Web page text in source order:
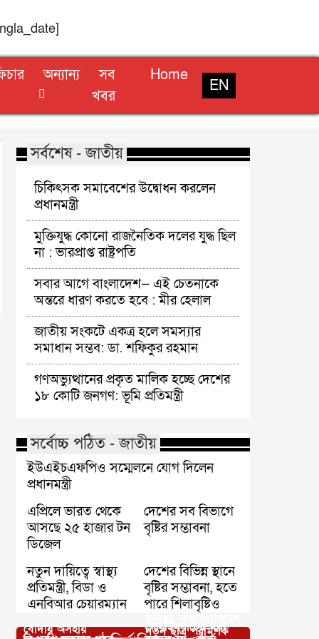
অন্যান্য
সব
খবর
Home
EN
সর্বশেষ - জাতীয়
চিকিৎসক সমাবেশের উদ্বোধন করলেন
প্রধানমন্ত্রী
মুক্তিযুদ্ধ কোনো রাজনৈতিক দলের যুদ্ধ ছিল
না : ভারপ্রাপ্ত রাষ্ট্রপতি
সবার আগে বাংলাদেশ— এই চেতনাকে
অন্তরে ধারণ করতে হবে : মীর হেলাল
জাতীয় সংকটে একত্র হলে সমস্যার
সমাধান সম্ভব: ডা. শফিকুর রহমান
গণঅভ্যুত্থানের প্রকৃত মালিক হচ্ছে দেশের
১৮ কোটি জনগণ: ভূমি প্রতিমন্ত্রী
সর্বোচ্চ পঠিত - জাতীয়
ইউএইচএফপিও সম্মেলনে যোগ দিলেন
প্রধানমন্ত্রী
এপ্রিলে ভারত থেকে
আসছে ২৫ হাজার টন
ডিজেল
দেশের সব বিভাগে
বৃষ্টির সম্ভাবনা
নতুন দায়িত্বে স্বাস্থ্য
প্রতিমন্ত্রী, বিডা ও
এনবিআর চেয়ারম্যান
দেশের বিভিন্ন স্থানে
বৃষ্টির সম্ভাবনা, হতে
পারে শিলাবৃষ্টিও
নতুন ছাত্র পরামর্শক
বোদায় অসহায়
গোয়াইনঘাটের মধ্য